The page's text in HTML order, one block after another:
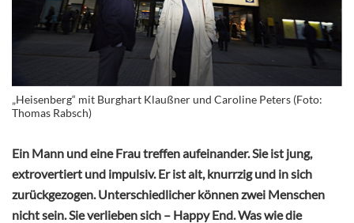
„Heisenberg“ mit Burghart Klaußner und Caroline Peters (Foto:
Thomas Rabsch)
Ein Mann und eine Frau treffen aufeinander. Sie ist jung,
extrovertiert und impulsiv. Er ist alt, knurrzig und in sich
zurückgezogen. Unterschiedlicher können zwei Menschen
nicht sein. Sie verlieben sich – Happy End. Was wie die